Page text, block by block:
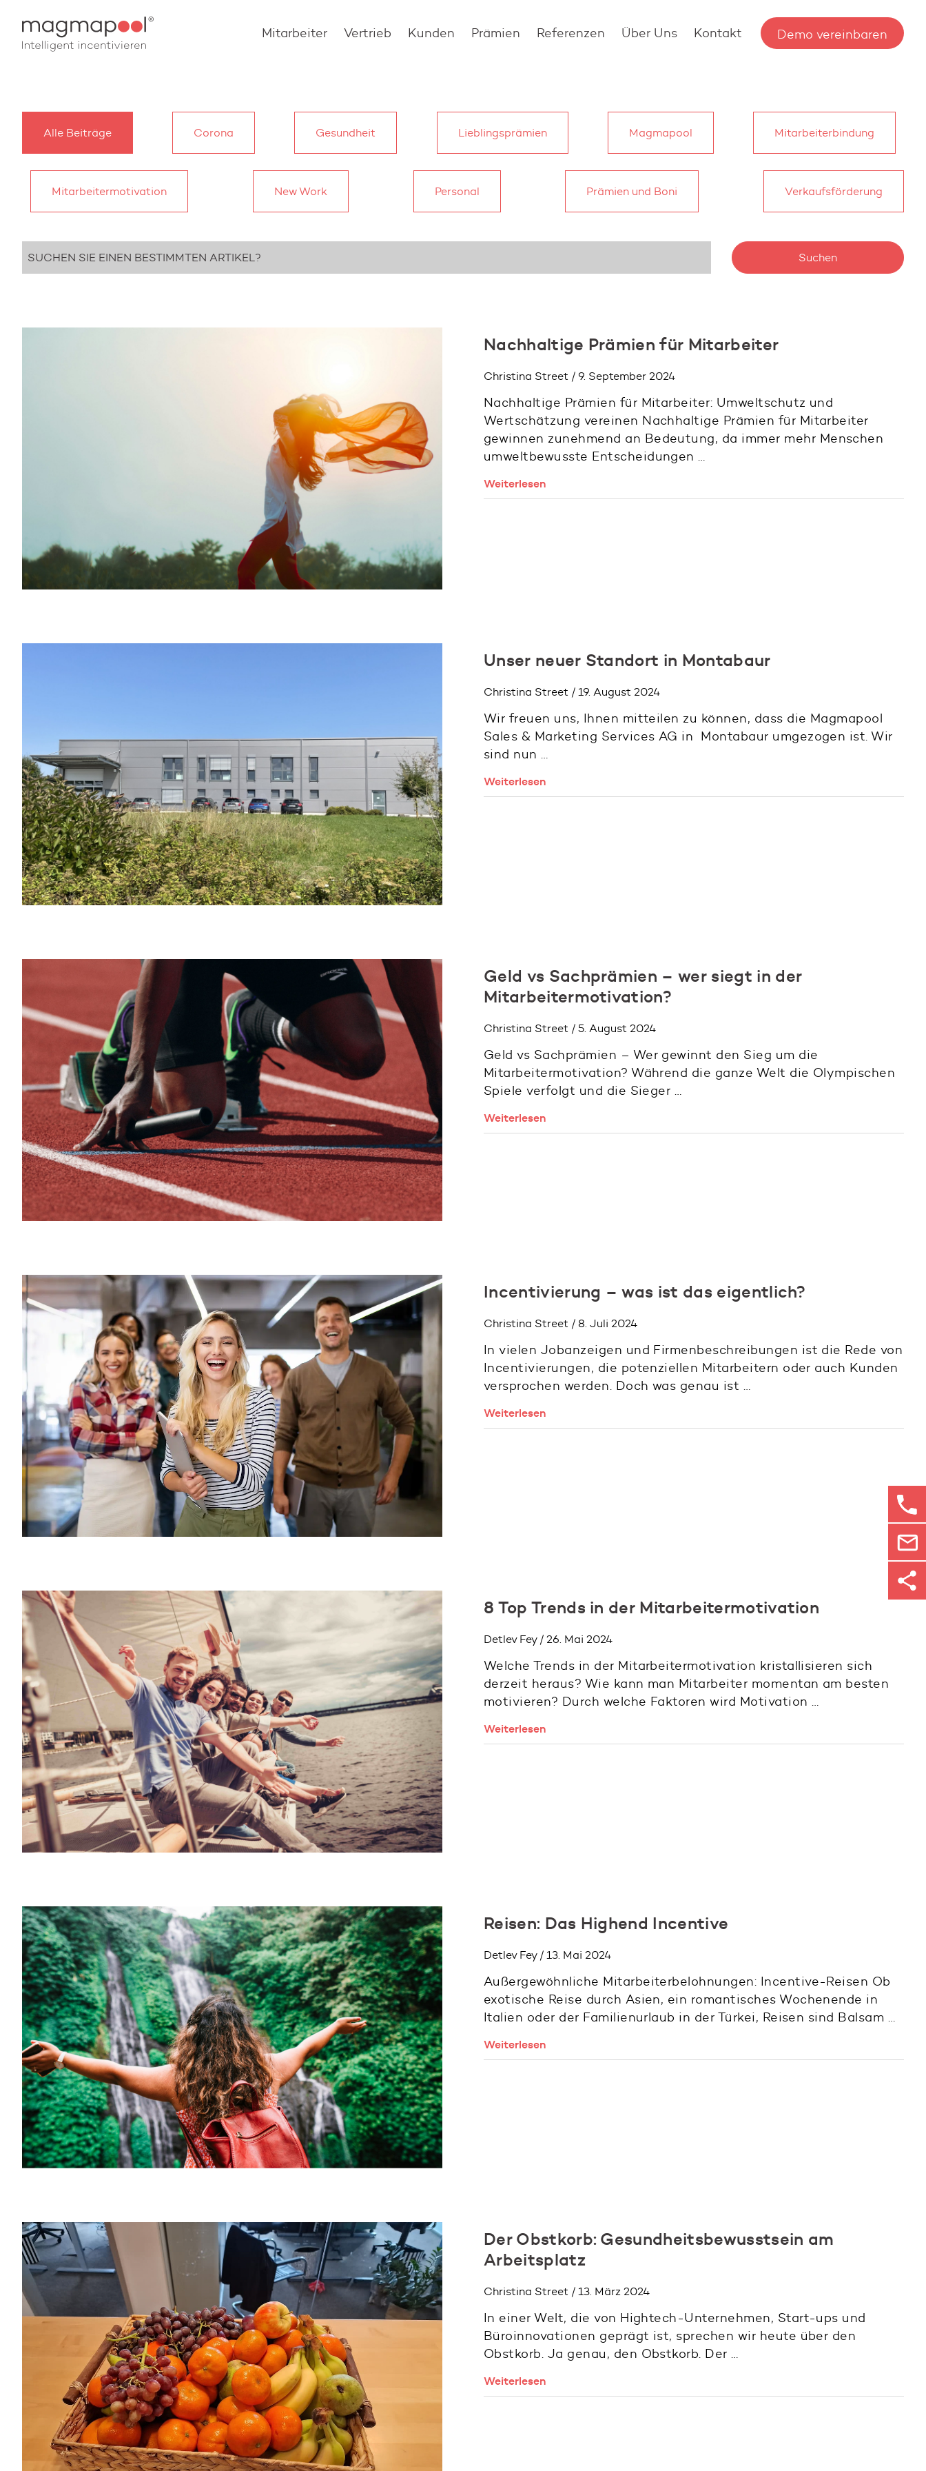
Mitarbeiter Vertrieb Kunden Prämien Referenzen Über Uns Kontakt Demo vereinbaren
Alle Beiträge Corona Gesundheit Lieblingsprämien Magmapool Mitarbeiterbindung
Mitarbeitermotivation New Work Personal Prämien und Boni Verkaufsförderung
Nachhaltige Prämien für Mitarbeiter
Christina Street / 9. September 2024
Nachhaltige Prämien für Mitarbeiter: Umweltschutz und
Wertschätzung vereinen Nachhaltige Prämien für Mitarbeiter
gewinnen zunehmend an Bedeutung, da immer mehr Menschen
umweltbewusste Entscheidungen …
Weiterlesen
Unser neuer Standort in Montabaur
Christina Street / 19. August 2024
Wir freuen uns, Ihnen mitteilen zu können, dass die Magmapool
Sales & Marketing Services AG in Montabaur umgezogen ist. Wir
sind nun …
Weiterlesen
Geld vs Sachprämien – wer siegt in der
Mitarbeitermotivation?
Christina Street / 5. August 2024
Geld vs Sachprämien – Wer gewinnt den Sieg um die
Mitarbeitermotivation? Während die ganze Welt die Olympischen
Spiele verfolgt und die Sieger …
Weiterlesen
Incentivierung – was ist das eigentlich?
Christina Street / 8. Juli 2024
In vielen Jobanzeigen und Firmenbeschreibungen ist die Rede von
Incentivierungen, die potenziellen Mitarbeitern oder auch Kunden
versprochen werden. Doch was genau ist …
Weiterlesen
8 Top Trends in der Mitarbeitermotivation
Detlev Fey / 26. Mai 2024
Welche Trends in der Mitarbeitermotivation kristallisieren sich
derzeit heraus? Wie kann man Mitarbeiter momentan am besten
motivieren? Durch welche Faktoren wird Motivation …
Weiterlesen
Reisen: Das Highend Incentive
Detlev Fey / 13. Mai 2024
Außergewöhnliche Mitarbeiterbelohnungen: Incentive-Reisen Ob
exotische Reise durch Asien, ein romantisches Wochenende in
Italien oder der Familienurlaub in der Türkei, Reisen sind Balsam …
Weiterlesen
Der Obstkorb: Gesundheitsbewusstsein am
Arbeitsplatz
Christina Street / 13. März 2024
In einer Welt, die von Hightech-Unternehmen, Start-ups und
Büroinnovationen geprägt ist, sprechen wir heute über den
Obstkorb. Ja genau, den Obstkorb. Der …
Weiterlesen